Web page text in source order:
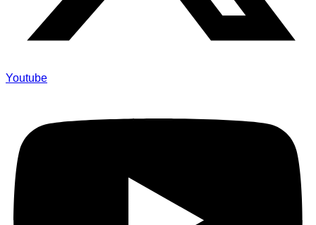
Youtube